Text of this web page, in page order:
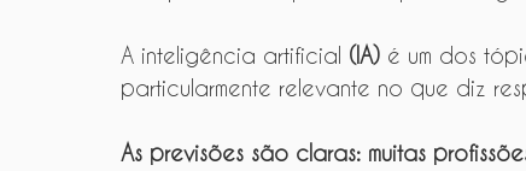
A inteligência artificial (IA) é um dos
particularmente relevante no que diz
As previsões são claras: muitas